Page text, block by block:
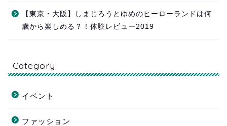
【東京・大阪】しまじろうとゆめのヒーローランドは何
歳から楽しめる？！体験レビュー2019
Category
イベント
ファッション